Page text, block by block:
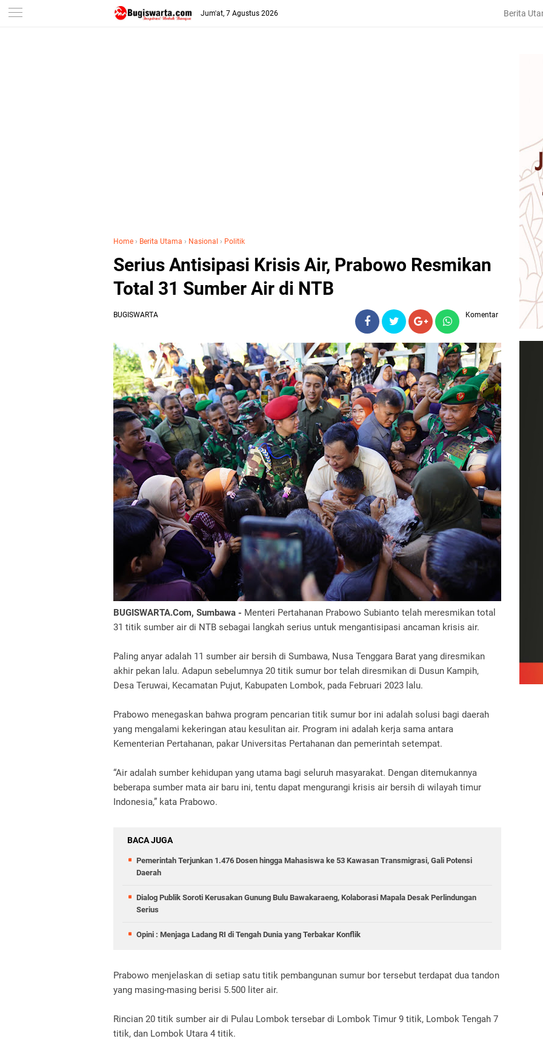
-->
Jum'at, 7 Agustus 2026 Berita
Home › Berita Utama › Nasional › Politik
Serius Antisipasi Krisis Air, Prabowo Resmikan
Total 31 Sumber Air di NTB
BUGISWARTA Komentar
BUGISWARTA.Com, Sumbawa - Menteri Pertahanan Prabowo Subianto telah meresmikan total
31 titik sumber air di NTB sebagai langkah serius untuk mengantisipasi ancaman krisis air.
Paling anyar adalah 11 sumber air bersih di Sumbawa, Nusa Tenggara Barat yang diresmikan
akhir pekan lalu. Adapun sebelumnya 20 titik sumur bor telah diresmikan di Dusun Kampih,
Desa Teruwai, Kecamatan Pujut, Kabupaten Lombok, pada Februari 2023 lalu.
Prabowo menegaskan bahwa program pencarian titik sumur bor ini adalah solusi bagi daerah
yang mengalami kekeringan atau kesulitan air. Program ini adalah kerja sama antara
Kementerian Pertahanan, pakar Universitas Pertahanan dan pemerintah setempat.
“Air adalah sumber kehidupan yang utama bagi seluruh masyarakat. Dengan ditemukannya
beberapa sumber mata air baru ini, tentu dapat mengurangi krisis air bersih di wilayah timur
Indonesia,” kata Prabowo.
BACA JUGA
Pemerintah Terjunkan 1.476 Dosen hingga Mahasiswa ke 53 Kawasan Transmigrasi, Gali Potensi
Daerah
Dialog Publik Soroti Kerusakan Gunung Bulu Bawakaraeng, Kolaborasi Mapala Desak Perlindungan
Serius
Opini : Menjaga Ladang RI di Tengah Dunia yang Terbakar Konflik
Prabowo menjelaskan di setiap satu titik pembangunan sumur bor tersebut terdapat dua tandon
yang masing-masing berisi 5.500 liter air.
Rincian 20 titik sumber air di Pulau Lombok tersebar di Lombok Timur 9 titik, Lombok Tengah 7
titik, dan Lombok Utara 4 titik.